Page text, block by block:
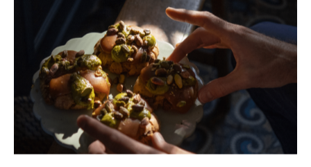
Découvrez une
recette estivale
simple et gourmande
avec cette crème de
brebis accompagnée
d’une salade de
tomates cerises. Ce
plat crémeux et
Plongez dans la
tradition normande
avec la recette
authentique de la
Teurgoule, un dessert
réconfortant et facile
à préparer. Ce riz au
lait à la cannelle, cuit
lentement au four,